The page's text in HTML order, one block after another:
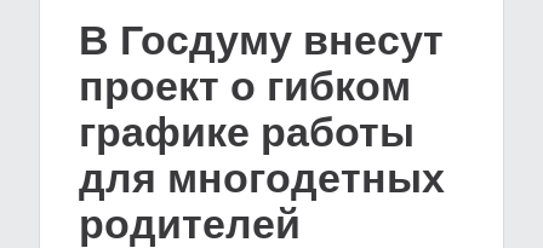
В Госдуму внесут
проект о гибком
графике работы
для многодетных
родителей